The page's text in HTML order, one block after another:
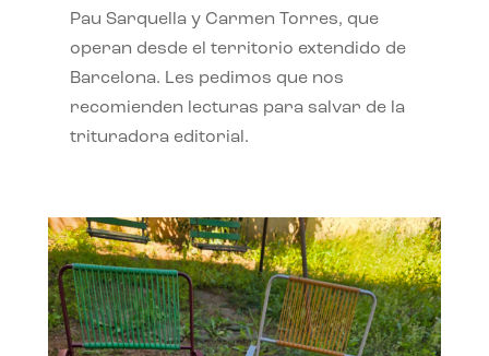
Pau Sarquella y Carmen Torres, que
operan desde el territorio extendido de
Barcelona. Les pedimos que nos
recomienden lecturas para salvar de la
trituradora editorial.